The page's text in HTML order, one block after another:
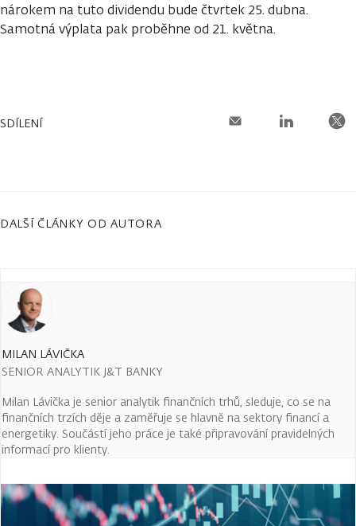
nárokem na tuto dividendu bude čtvrtek 25. dubna.
Samotná výplata pak proběhne od 21. května.
SDÍLENÍ
DALŠÍ ČLÁNKY OD AUTORA
MILAN LÁVIČKA
SENIOR ANALYTIK J&T BANKY
Milan Lávička je senior analytik finančních trhů, sleduje, co se na
finančních trzích děje a zaměřuje se hlavně na sektory financí a
energetiky. Součástí jeho práce je také připravování pravidelných
informací pro klienty.